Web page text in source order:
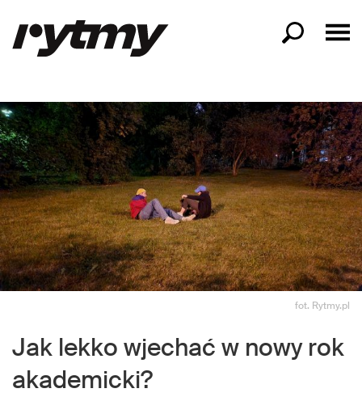
fot. Rytmy.pl
Jak lekko wjechać w nowy rok
akademicki?